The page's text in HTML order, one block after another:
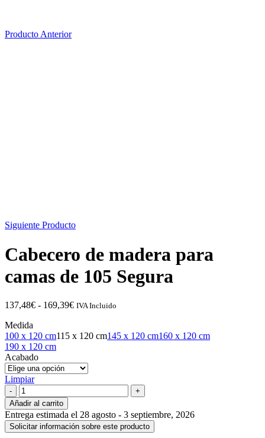
Producto Anterior
Siguiente Producto
Cabecero de madera para
camas de 105 Segura
137,48€ - 169,39€Rango
desde
169,39€
IVA Incluido
Medida
100 x 120 cm115 x 120 cm145 x 120 cm160 x 120 cm
190 x 120 cm
Acabado
Limpiar
Cabecero
de
madera
para
camas
Añadir al carrito
Entrega estimada el 28 agosto - 3 septiembre, 2026